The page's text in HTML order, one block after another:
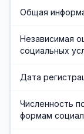
Общая
Независимая
социальных
Дата
Численность
формам